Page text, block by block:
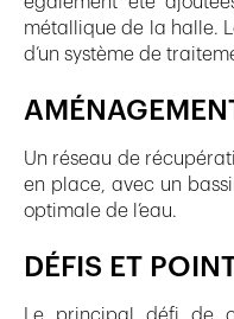
métallique de la halle.
d’un système de
Un réseau de
en place, avec un
optimale de l’eau.
DÉFIS ET
Le principal défi de